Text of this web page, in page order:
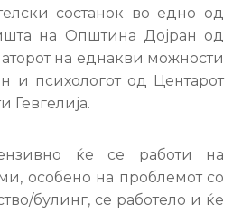
состанок во едно од
на Општина Дојран од
на еднакви можности
и психологот од Центарот
Гевгелија.
ќе се работи на
особено на проблемот со
булинг, се работело и ќе